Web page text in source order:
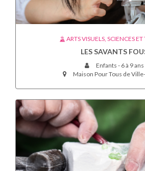
ARTS VISUELS, SCIENCES
LES SAVANTS
Enfants - 6 à 9 ans
Maison Pour Tous de